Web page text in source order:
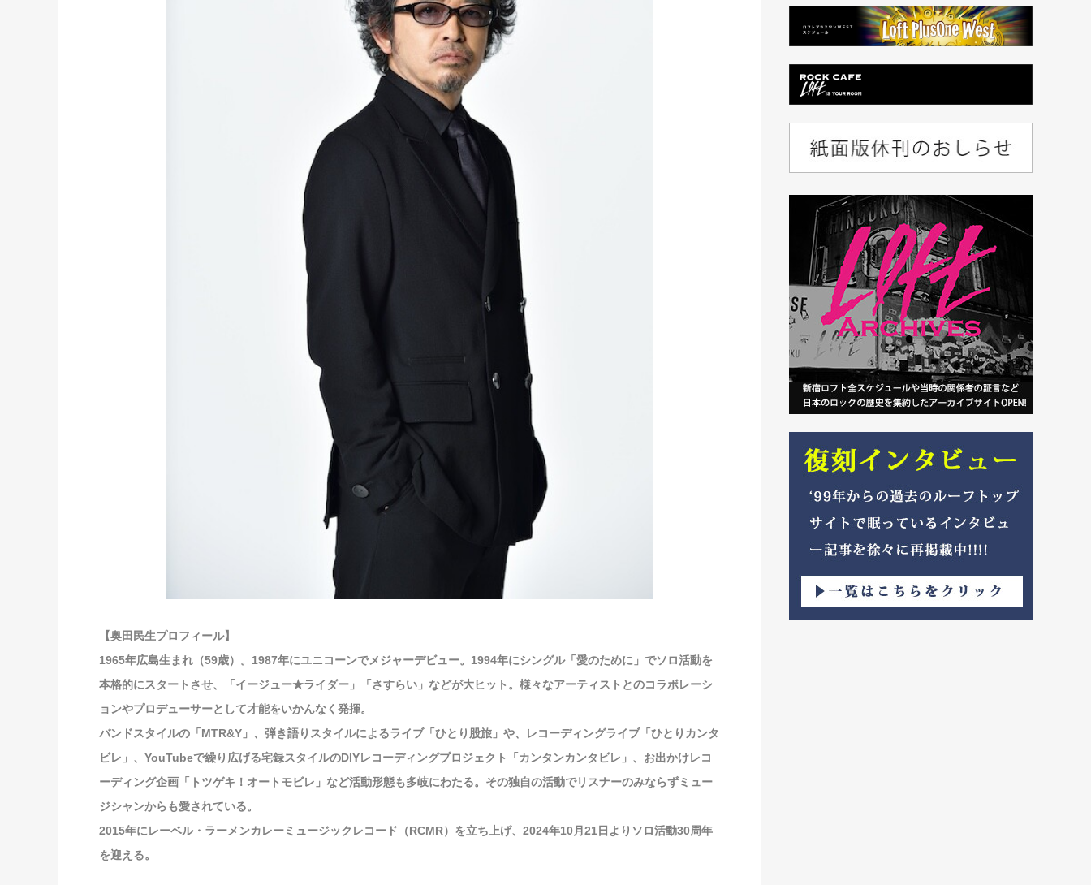
【奥田民生プロフィール】
1965年広島生まれ（59歳）。1987年にユニコーンでメジャーデビュー。1994年にシングル「愛のために」でソロ活動を
本格的にスタートさせ、「イージュー★ライダー」「さすらい」などが大ヒット。様々なアーティストとのコラボレーシ
ョンやプロデューサーとして才能をいかんなく発揮。
バンドスタイルの「MTR&Y」、弾き語りスタイルによるライブ「ひとり股旅」や、レコーディングライブ「ひとりカンタ
ビレ」、YouTubeで繰り広げる宅録スタイルのDIYレコーディングプロジェクト「カンタンカンタビレ」、お出かけレコ
ーディング企画「トツゲキ！オートモビレ」など活動形態も多岐にわたる。その独自の活動でリスナーのみならずミュー
ジシャンからも愛されている。
2015年にレーベル・ラーメンカレーミュージックレコード（RCMR）を立ち上げ、2024年10月21日よりソロ活動30周年
を迎える。